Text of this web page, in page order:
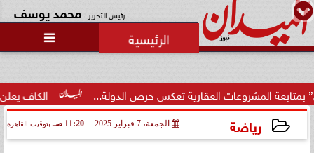
رئيس التحرير محمد يوسف

الكاف يعلن موعد ومكان كأس العقارية تعكس حرص الدولة...
رياضة الجمعة، 7 فبراير 2025 11:20 صـ بتوقيت القاهرة